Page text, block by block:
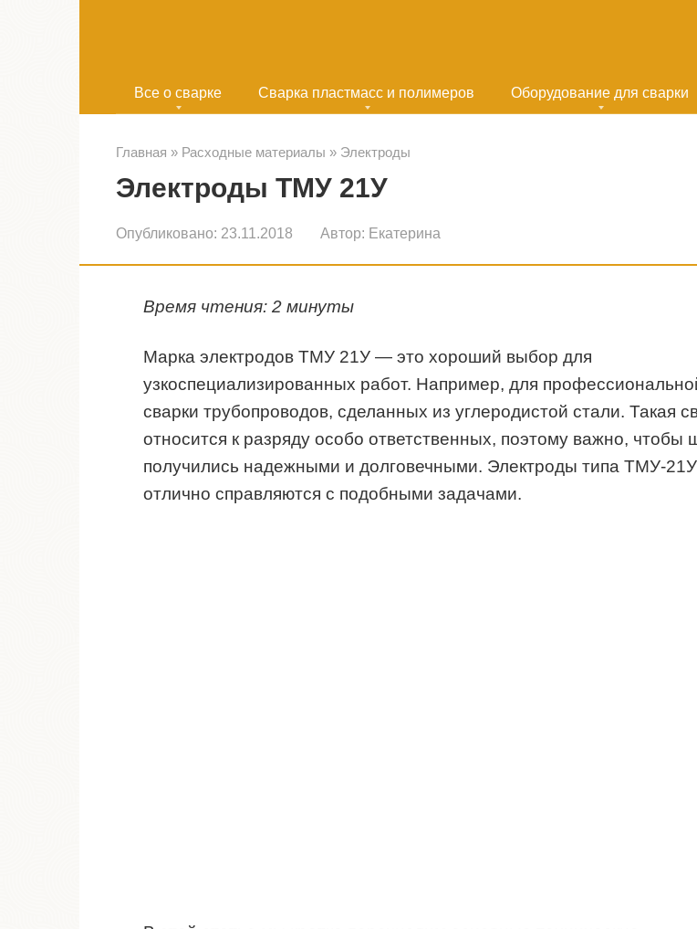
Все о сварке Сварка пластмасс и полимеров Оборудование для сварки
Главная » Расходные материалы » Электроды
Электроды ТМУ 21У
Опубликовано: 23.11.2018 Автор: Екатерина
Время чтения: 2 минуты
Марка электродов ТМУ 21У — это хороший выбор для
узкоспециализированных работ. Например, для
сварки трубопроводов, сделанных из углеродистой стали. Такая
относится к разряду особо ответственных, поэтому важно, чтобы
получились надежными и долговечными. Электроды типа ТМУ-21У
отлично справляются с подобными задачами.